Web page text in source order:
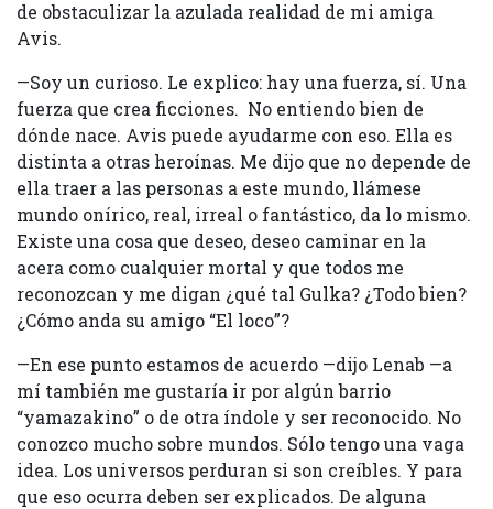
de obstaculizar la azulada realidad de mi amiga
Avis.
—Soy un curioso. Le explico: hay una fuerza, sí. Una
fuerza que crea ficciones. No entiendo bien de
dónde nace. Avis puede ayudarme con eso. Ella es
distinta a otras heroínas. Me dijo que no depende de
ella traer a las personas a este mundo, llámese
mundo onírico, real, irreal o fantástico, da lo mismo.
Existe una cosa que deseo, deseo caminar en la
acera como cualquier mortal y que todos me
reconozcan y me digan ¿qué tal Gulka? ¿Todo bien?
¿Cómo anda su amigo “El loco”?
—En ese punto estamos de acuerdo —dijo Lenab —a
mí también me gustaría ir por algún barrio
“yamazakino” o de otra índole y ser reconocido. No
conozco mucho sobre mundos. Sólo tengo una vaga
idea. Los universos perduran si son creíbles. Y para
que eso ocurra deben ser explicados. De alguna